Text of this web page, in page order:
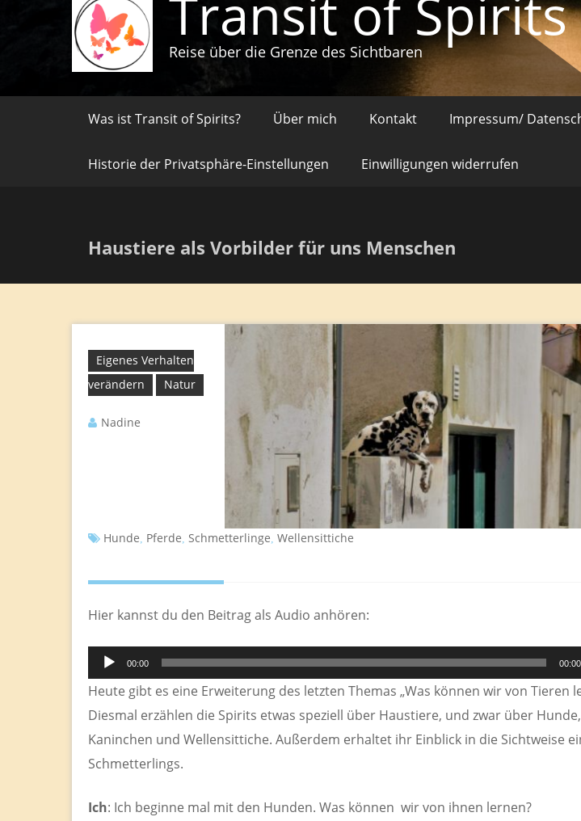
Transit of Spirits
Reise über die Grenze des Sichtbaren
Was ist Transit of Spirits? Über mich Kontakt Impressum/
Historie der Privatsphäre-Einstellungen Einwilligungen widerrufen
Haustiere als Vorbilder für uns Menschen
Eigenes Verhalten
verändern
Natur
Nadine
Hunde Pferde Schmetterlinge Wellensittiche
Hier kannst du den Beitrag als Audio anhören:
Audio-
Player
00:00 00:00
Heute gibt es eine Erweiterung des letzten Themas „Was können wir von Tieren
Diesmal erzählen die Spirits etwas speziell über Haustiere, und zwar über
Kaninchen und Wellensittiche. Außerdem erhaltet ihr Einblick in die Sichtweise
Schmetterlings.
Ich: Ich beginne mal mit den Hunden. Was können wir von ihnen lernen?